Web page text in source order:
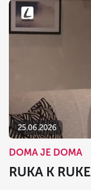
25.06.2026
DOMA JE DOMA
RUKA K RUKE